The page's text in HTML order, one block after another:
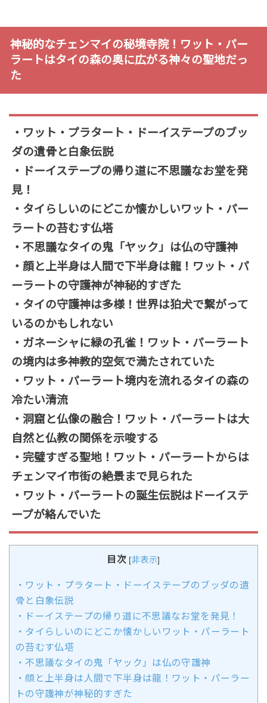
神秘的なチェンマイの秘境寺院！ワット・パー
ラートはタイの森の奥に広がる神々の聖地だっ
た
・ワット・プラタート・ドーイステープのブッ
ダの遺骨と白象伝説
・ドーイステープの帰り道に不思議なお堂を発
見！
・タイらしいのにどこか懐かしいワット・パー
ラートの苔むす仏塔
・不思議なタイの鬼「ヤック」は仏の守護神
・顔と上半身は人間で下半身は龍！ワット・パ
ーラートの守護神が神秘的すぎた
・タイの守護神は多様！世界は狛犬で繋がって
いるのかもしれない
・ガネーシャに緑の孔雀！ワット・パーラート
の境内は多神教的空気で満たされていた
・ワット・パーラート境内を流れるタイの森の
冷たい清流
・洞窟と仏像の融合！ワット・パーラートは大
自然と仏教の関係を示唆する
・完璧すぎる聖地！ワット・パーラートからは
チェンマイ市街の絶景まで見られた
・ワット・パーラートの誕生伝説はドーイステ
ープが絡んでいた
目次 [非表示]
・ワット・プラタート・ドーイステープのブッダの遺
骨と白象伝説
・ドーイステープの帰り道に不思議なお堂を発見！
・タイらしいのにどこか懐かしいワット・パーラート
の苔むす仏塔
・不思議なタイの鬼「ヤック」は仏の守護神
・顔と上半身は人間で下半身は龍！ワット・パーラー
トの守護神が神秘的すぎた